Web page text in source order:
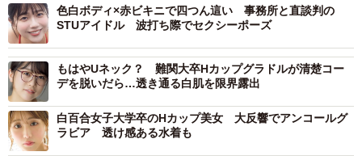
色白ボディ×赤ビキニで四つん這い 事務所と直談判の
STUアイドル 波打ち際でセクシーポーズ
もはやUネック？ 難関大卒Hカップグラドルが清楚コー
デを脱いだら…透き通る白肌を限界露出
白百合女子大学卒のHカップ美女 大反響でアンコールグ
ラビア 透け感ある水着も